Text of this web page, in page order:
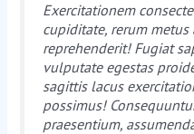
Exercitationem
cupiditate, rerum metus
reprehenderit! Fugiat
vulputate egestas
sagittis lacus
possimus!
praesentium,